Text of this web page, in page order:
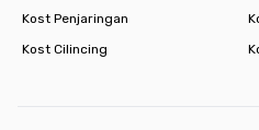
Kost Penjaringan
Kost Cilincing